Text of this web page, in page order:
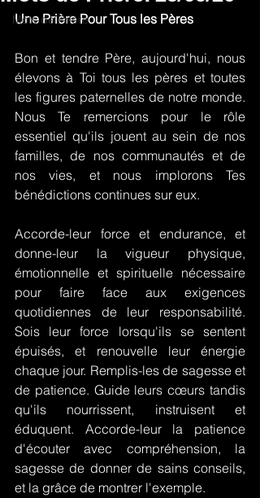
Mots de Prière
Une Prière Pour Tous les Pères
Bon et tendre Père, aujourd'hui, nous
élevons à Toi tous les pères et toutes
les figures paternelles de notre monde.
Nous Te remercions pour le rôle
essentiel qu'ils jouent au sein de nos
familles, de nos communautés et de
nos vies, et nous implorons Tes
bénédictions continues sur eux.
Accorde-leur force et endurance, et
donne-leur la vigueur physique,
émotionnelle et spirituelle nécessaire
pour faire face aux exigences
quotidiennes de leur responsabilité.
Sois leur force lorsqu'ils se sentent
épuisés, et renouvelle leur énergie
chaque jour. Remplis-les de sagesse et
de patience. Guide leurs cœurs tandis
qu'ils nourrissent, instruisent et
éduquent. Accorde-leur la patience
d'écouter avec compréhension, la
sagesse de donner de sains conseils,
et la grâce de montrer l'exemple.